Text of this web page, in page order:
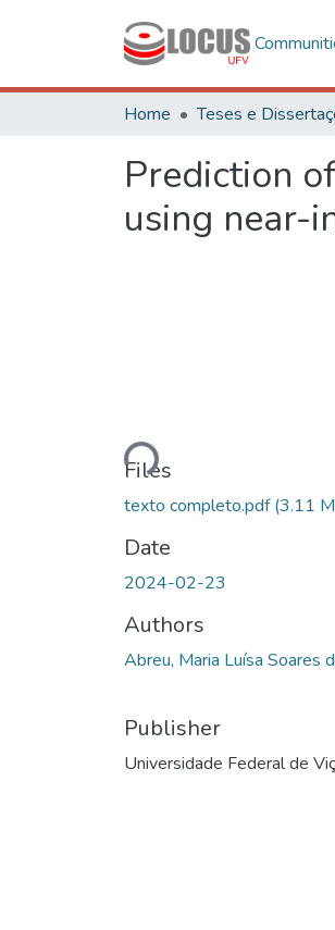
Home Teses e
Prediction
using near-
Loading...
Files
texto completo.pdf(3.11
Date
2024-02-23
Authors
Abreu, Maria Luísa Soares
Publisher
Universidade Federal de